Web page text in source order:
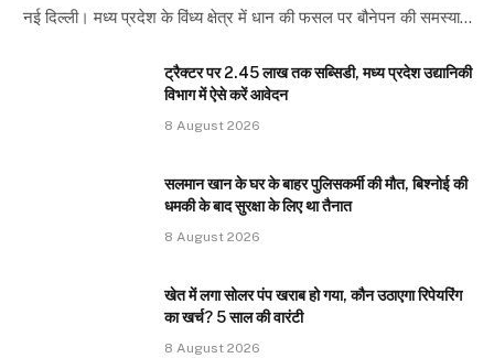
नई दिल्ली। मध्य प्रदेश के विंध्य क्षेत्र में धान की फसल पर बौनेपन की समस्या…
ट्रैक्टर पर 2.45 लाख तक सब्सिडी, मध्य प्रदेश उद्यानिकी
विभाग में ऐसे करें आवेदन
8 August 2026
सलमान खान के घर के बाहर पुलिसकर्मी की मौत, बिश्नोई की
धमकी के बाद सुरक्षा के लिए था तैनात
8 August 2026
खेत में लगा सोलर पंप खराब हो गया, कौन उठाएगा रिपेयरिंग
का खर्च? 5 साल की वारंटी
8 August 2026